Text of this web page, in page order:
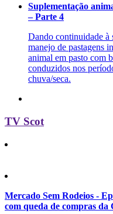
Suplementação
– Parte 4
Dando continuidade à
manejo de pastagens
animal em pasto com
conduzidos nos
chuva/seca.
TV Scot
Mercado Sem Rodeios -
com queda de compras da